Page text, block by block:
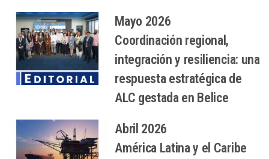
Mayo 2026
Coordinación regional,
integración y resiliencia: una
respuesta estratégica de
ALC gestada en Belice
Abril 2026
América Latina y el Caribe